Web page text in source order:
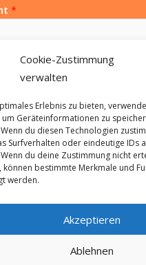
Cookie-Zustimmung
verwalten
Erlebnis zu bieten,
um Geräteinformationen zu
du diesen Technologien
Surfverhalten oder eindeutige IDs
du deine Zustimmung nicht
können bestimmte Merkmale und
werden.
Akzeptieren
Ablehnen
*
*
habe die
senden